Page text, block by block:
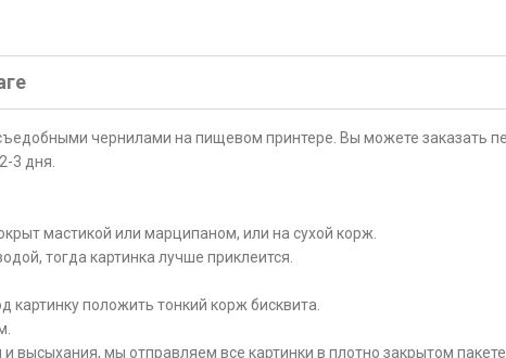
чернилами на пищевом принтере. Вы можете заказать
3 дня.
мастикой или марципаном, или на сухой корж.
тогда картинка лучше приклеится.
картинку положить тонкий корж бисквита.
высыхания, мы отправляем все картинки в плотно закрытом